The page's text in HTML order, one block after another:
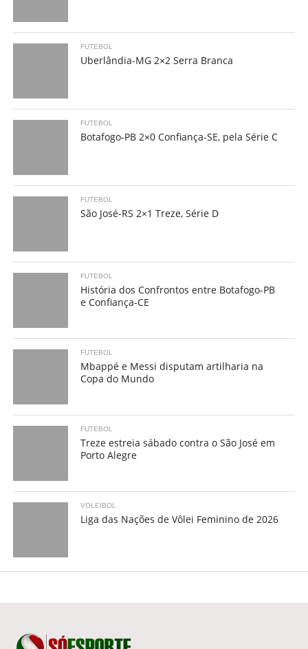
FUTEBOL
Uberlândia-MG 2×2 Serra Branca
FUTEBOL
Botafogo-PB 2×0 Confiança-SE, pela Série C
FUTEBOL
São José-RS 2×1 Treze, Série D
FUTEBOL
História dos Confrontos entre Botafogo-PB
e Confiança-CE
FUTEBOL
Mbappé e Messi disputam artilharia na
Copa do Mundo
FUTEBOL
Treze estreia sábado contra o São José em
Porto Alegre
VOLEIBOL
Liga das Nações de Vôlei Feminino de 2026